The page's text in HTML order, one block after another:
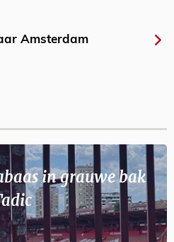
Amsterdam
in grauwe bak